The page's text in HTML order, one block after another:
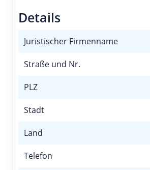
Details
Juristischer Firmenname
Straße und Nr.
PLZ
Stadt
Land
Telefon